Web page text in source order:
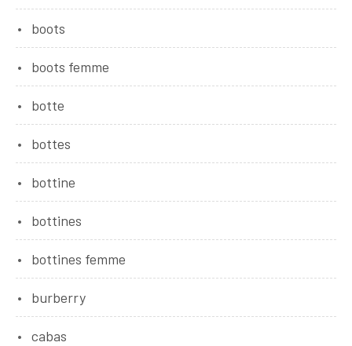
boots
boots femme
botte
bottes
bottine
bottines
bottines femme
burberry
cabas